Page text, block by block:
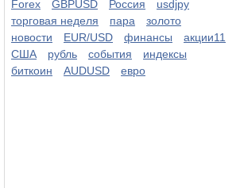
Forex
GBPUSD Россия
usdjpy
торговая неделя
пара
золото
новости
EUR/USD финансы
акции11
США
рубль события
индексы
биткоин
AUDUSD евро